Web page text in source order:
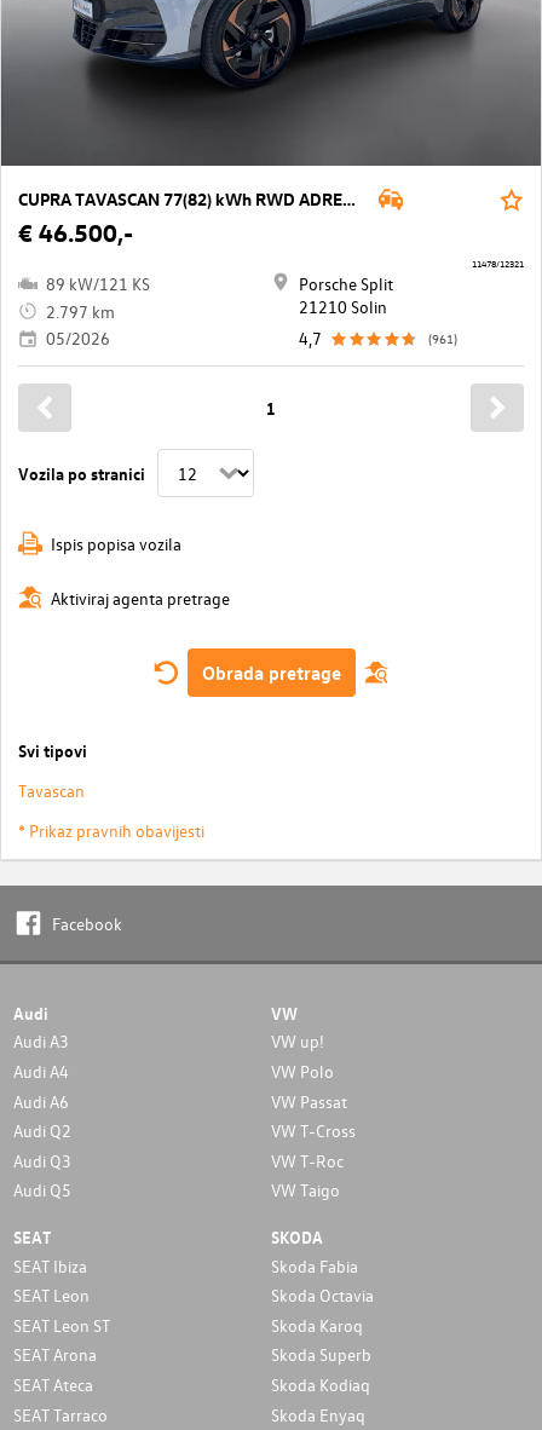
CUPRA TAVASCAN 77(82) kWh RWD ADRENALINe Tribe
€ 46.500,-
89 kW/121 KS
2.797 km
05/2026
Porsche Split
21210 Solin
4,7
(961)
11478/12321
Vozila po stranici
1
Ispis popisa vozila
Aktiviraj agenta pretrage
Obrada pretrage
Svi tipovi
Tavascan
* Prikaz pravnih obavijesti
Facebook
Audi
Audi A3
Audi A4
Audi A6
Audi Q2
Audi Q3
Audi Q5
VW
VW up!
VW Polo
VW Passat
VW T-Cross
VW T-Roc
VW Taigo
SEAT
SEAT Ibiza
SEAT Leon
SEAT Leon ST
SEAT Arona
SEAT Ateca
SEAT Tarraco
SKODA
Skoda Fabia
Skoda Octavia
Skoda Karoq
Skoda Superb
Skoda Kodiaq
Skoda Enyaq